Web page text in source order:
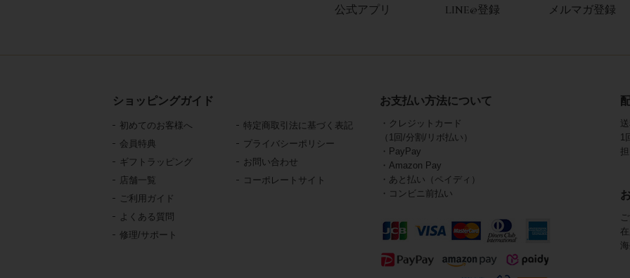
公式アプリ LINE@登録 メルマガ登録
ショッピングガイド
初めてのお客様へ
会員特典
ギフトラッピング
店舗一覧
ご利用ガイド
よくある質問
修理/サポート
特定商取引法に基づく表記
プライバシーポリシー
お問い合わせ
コーポレートサイト
お支払い方法について
・クレジットカード
（1回/分割/リボ払い）
・PayPay
・Amazon Pay
・あと払い（ペイディ）
・コンビニ前払い
1